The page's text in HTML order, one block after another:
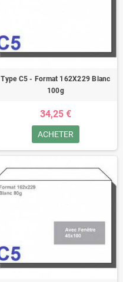
Type C5 - Format 162X229 Blanc
100g
34,25 €
ACHETER